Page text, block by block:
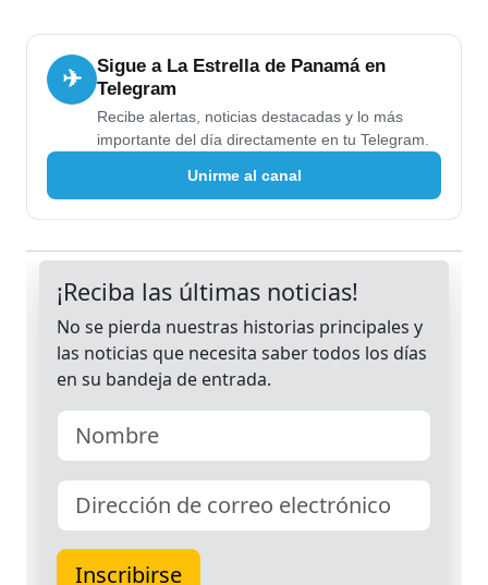
✈
Sigue a La Estrella de Panamá en
Telegram
Recibe alertas, noticias destacadas y lo más
importante del día directamente en tu Telegram.
Unirme al canal